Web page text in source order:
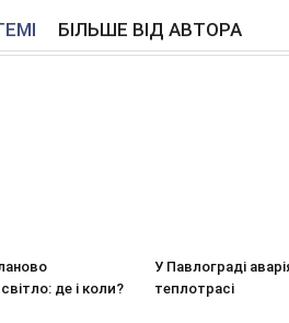
БІЛЬШЕ ВІД АВТОРА
де і коли?
У Павлограді
теплотрасі